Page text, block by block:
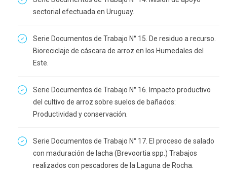
sectorial efectuada en Uruguay.
Serie Documentos de Trabajo N° 15. De residuo a recurso.
Bioreciclaje de cáscara de arroz en los Humedales del
Este.
Serie Documentos de Trabajo N° 16. Impacto productivo
del cultivo de arroz sobre suelos de bañados:
Productividad y conservación.
Serie Documentos de Trabajo N° 17. El proceso de salado
con maduración de lacha (Brevoortia spp.) Trabajos
realizados con pescadores de la Laguna de Rocha.